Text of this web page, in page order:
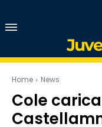
Home News
Cole